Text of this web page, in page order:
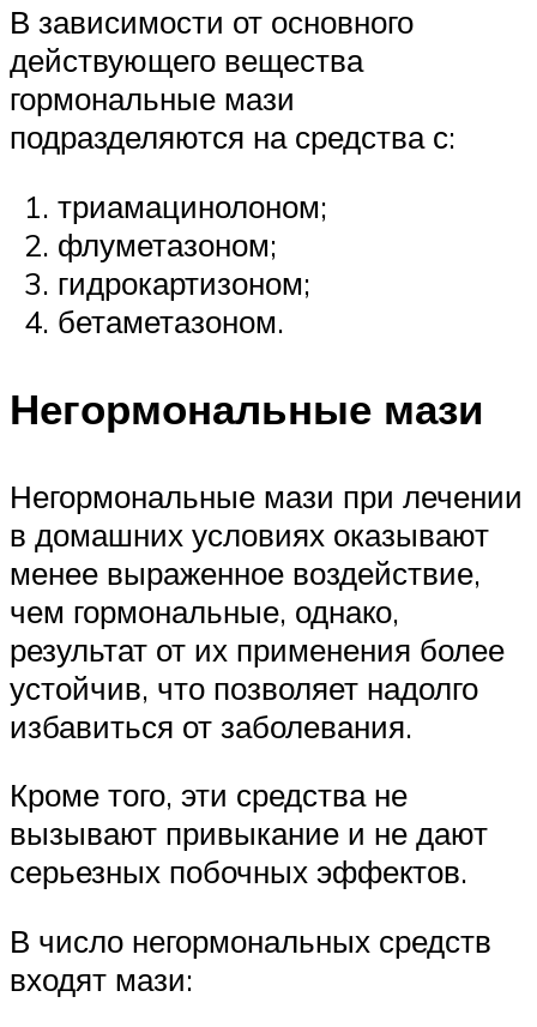
В зависимости от основного
действующего вещества
гормональные мази
подразделяются на средства с:
триамацинолоном;
флуметазоном;
гидрокартизоном;
бетаметазоном.
Негормональные мази
Негормональные мази при лечении
в домашних условиях оказывают
менее выраженное воздействие,
чем гормональные, однако,
результат от их применения более
устойчив, что позволяет надолго
избавиться от заболевания.
Кроме того, эти средства не
вызывают привыкание и не дают
серьезных побочных эффектов.
В число негормональных средств
входят мази: